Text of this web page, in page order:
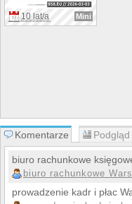
10 lat/a Mini
Komentarze Podgląd
biuro rachunkowe
biuro rachunkowe
prowadzenie kadr i płac